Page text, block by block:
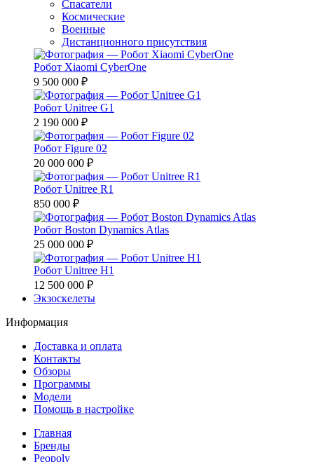
Спасатели
Космические
Военные
Дистанционного присутствия
Робот Xiaomi CyberOne
9 500 000 ₽
Робот Unitree G1
2 190 000 ₽
Робот Figure 02
20 000 000 ₽
Робот Unitree R1
850 000 ₽
Робот Boston Dynamics Atlas
25 000 000 ₽
Робот Unitree H1
12 500 000 ₽
Экзоскелеты
Информация
Доставка и оплата
Контакты
Обзоры
Программы
Модели
Помощь в настройке
Главная
Бренды
Peopoly